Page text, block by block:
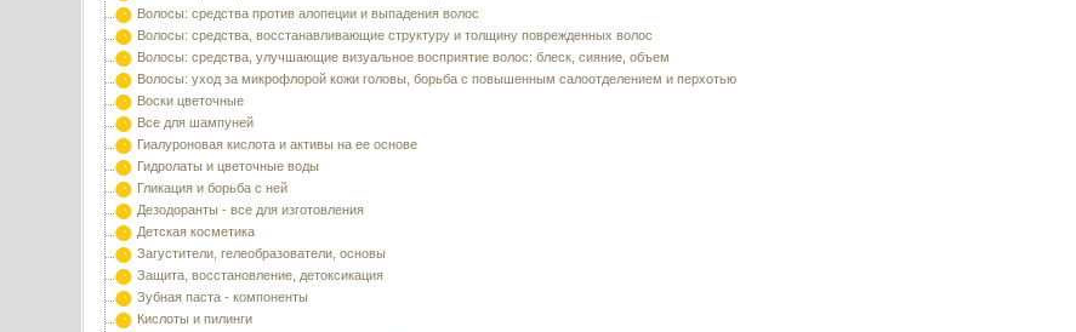
Волосы: средства против алопеции и выпадения волос
Волосы: средства, восстанавливающие структуру и толщину поврежденных волос
Волосы: средства, улучшающие визуальное восприятие волос: блеск, сияние, объем
Волосы: уход за микрофлорой кожи головы, борьба с повышенным салоотделением и перхотью
Воски цветочные
Все для шампуней
Гиалуроновая кислота и активы на ее основе
Гидролаты и цветочные воды
Гликация и борьба с ней
Дезодоранты - все для изготовления
Детская косметика
Загустители, гелеобразователи, основы
Защита, восстановление, детоксикация
Зубная паста - компоненты
Кислоты и пилинги